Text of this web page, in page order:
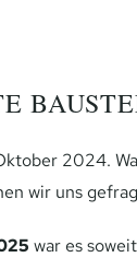
2024.
wir uns
war es